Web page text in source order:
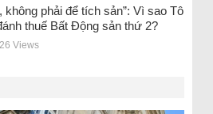
không phải để tích sản”: Vì sao Tô
thuế Bất Động sản thứ 2?
Views